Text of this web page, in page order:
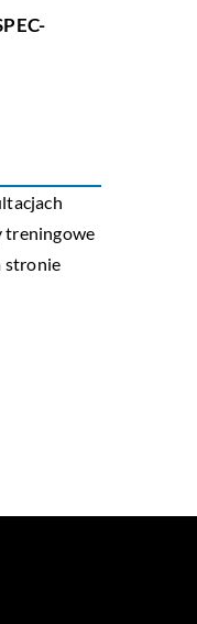
treningowe
stronie